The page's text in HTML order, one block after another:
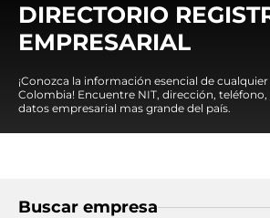
DIRECTORIO
EMPRESARIAL
¡Conozca la información esencial de
Colombia! Encuentre NIT, dirección, teléfono,
datos empresarial mas grande del país.
Buscar empresa